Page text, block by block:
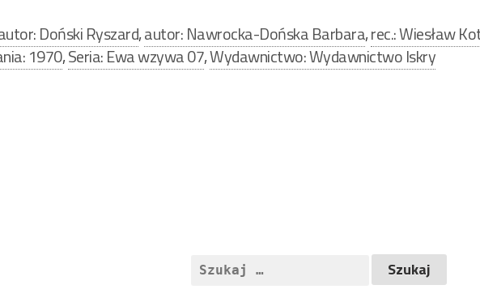
Doński Ryszard,autor: Nawrocka-Dońska Barbara,rec.: Wiesław
1970,Seria: Ewa wzywa 07,Wydawnictwo: Wydawnictwo Iskry
Szukaj: